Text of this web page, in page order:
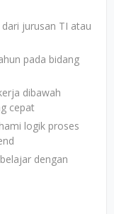
jurusan TI atau
pada bidang
dibawah
cepat
logik proses
dengan